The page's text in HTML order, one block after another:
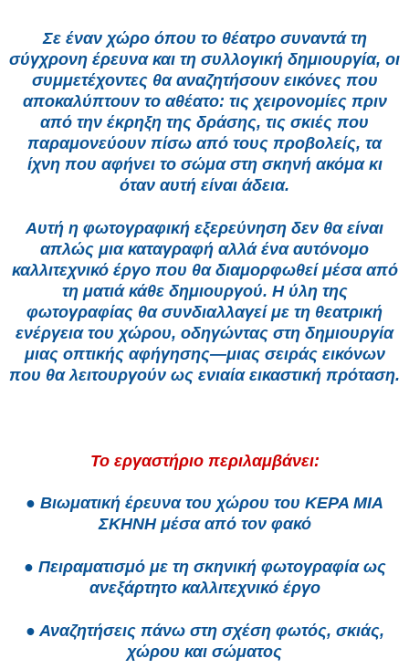
Σε έναν χώρο όπου το θέατρο συναντά τη
σύγχρονη έρευνα και τη συλλογική δημιουργία, οι
συμμετέχοντες θα αναζητήσουν εικόνες που
αποκαλύπτουν το αθέατο: τις χειρονομίες πριν
από την έκρηξη της δράσης, τις σκιές που
παραμονεύουν πίσω από τους προβολείς, τα
ίχνη που αφήνει το σώμα στη σκηνή ακόμα κι
όταν αυτή είναι άδεια.
Αυτή η φωτογραφική εξερεύνηση δεν θα είναι
απλώς μια καταγραφή αλλά ένα αυτόνομο
καλλιτεχνικό έργο που θα διαμορφωθεί μέσα από
τη ματιά κάθε δημιουργού. Η ύλη της
φωτογραφίας θα συνδιαλλαγεί με τη θεατρική
ενέργεια του χώρου, οδηγώντας στη δημιουργία
μιας οπτικής αφήγησης—μιας σειράς εικόνων
που θα λειτουργούν ως ενιαία εικαστική πρόταση.
Το εργαστήριο περιλαμβάνει:
● Βιωματική έρευνα του χώρου του ΚΕΡΑ ΜΙΑ
ΣΚΗΝΗ μέσα από τον φακό
● Πειραματισμό με τη σκηνική φωτογραφία ως
ανεξάρτητο καλλιτεχνικό έργο
● Αναζητήσεις πάνω στη σχέση φωτός, σκιάς,
χώρου και σώματος